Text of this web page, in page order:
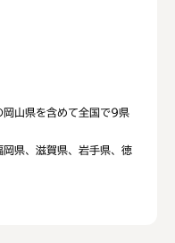
岡山県を含めて全国で9県
県、滋賀県、岩手県、徳